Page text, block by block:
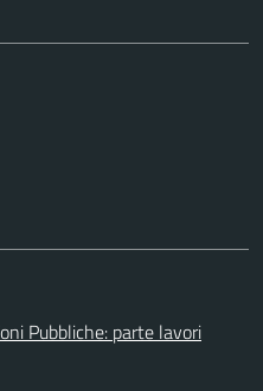
Pubbliche: parte lavori